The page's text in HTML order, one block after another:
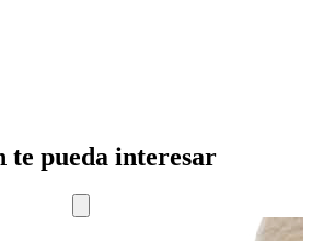
te pueda interesar